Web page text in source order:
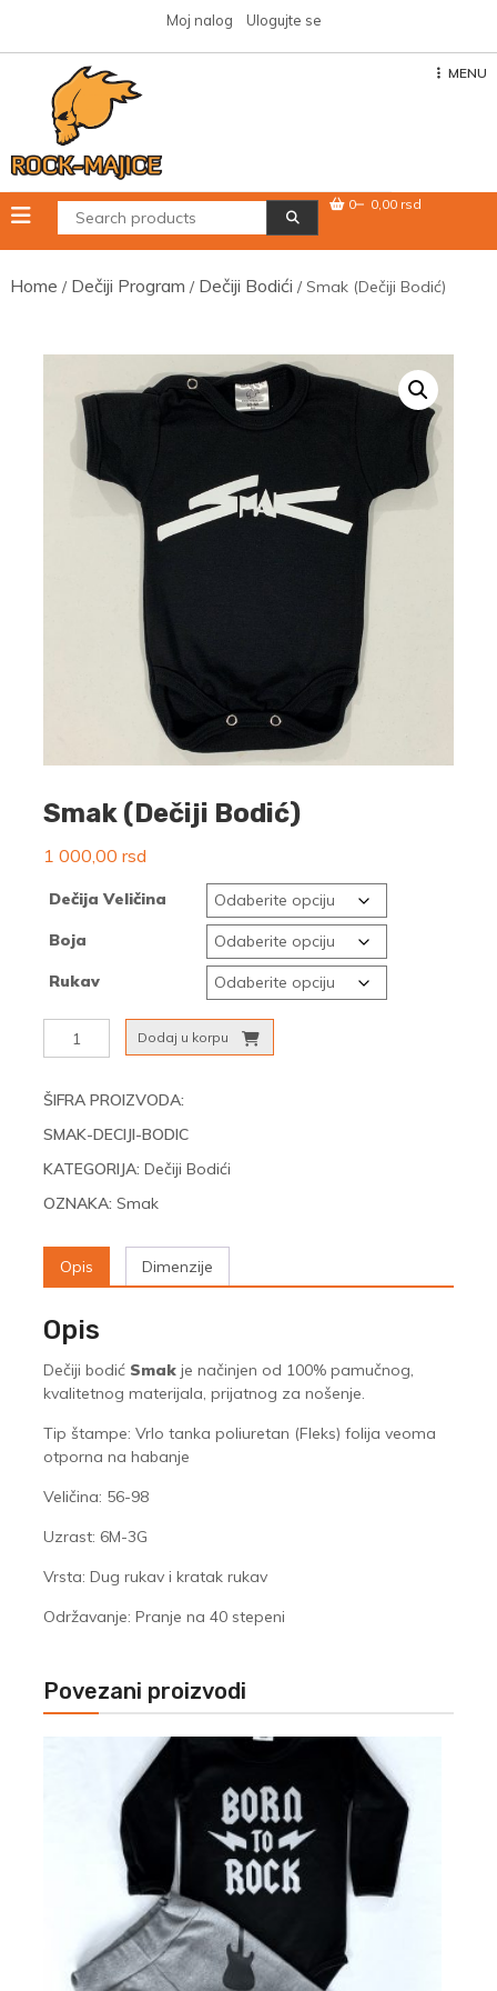
content
Moj nalog Ulogujte se
MENU
0 0,00 rsd
Home / Dečiji Program / Dečiji Bodići / Smak (Dečiji Bodić)
Smak (Dečiji Bodić)
1 000,00 rsd
Dečija Veličina
Boja
Rukav
Smak
(Dečiji
količina
Dodaj u korpu
ŠIFRA PROIZVODA:
SMAK-DECIJI-BODIC
KATEGORIJA: Dečiji Bodići
OZNAKA: Smak
Opis Dimenzije
Opis
Dečiji bodićSmakje načinjen od 100% pamučnog,
kvalitetnog materijala, prijatnog za nošenje.
Tip štampe: Vrlo tanka poliuretan (Fleks) folija veoma
otporna na habanje
Veličina: 56-98
Uzrast: 6M-3G
Vrsta: Dug rukav i kratak rukav
Održavanje: Pranje na 40 stepeni
Povezani proizvodi